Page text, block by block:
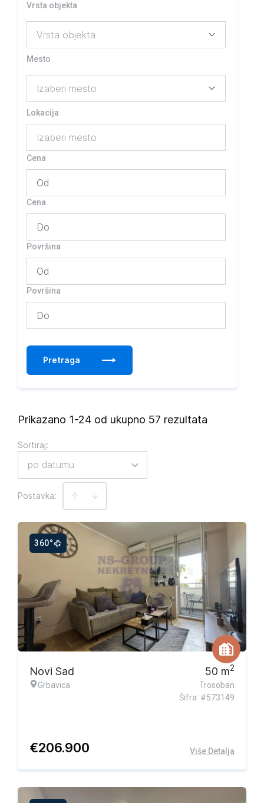
Vrsta objekta
Mesto
Lokacija
Izaberi mesto
Cena
Cena
Površina
Površina
Pretraga
Prikazano 1-24 od ukupno 57 rezultata
Postavka:
Sortiraj:
po datumu
360°
Ekskluzivna ponuda
Novi Sad
Grbavica
50 m2
Trosoban
Šifra: #573149
€206.900 Više Detalja